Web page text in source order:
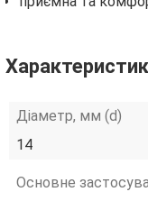
Діаметр, мм (d)
14
Основне